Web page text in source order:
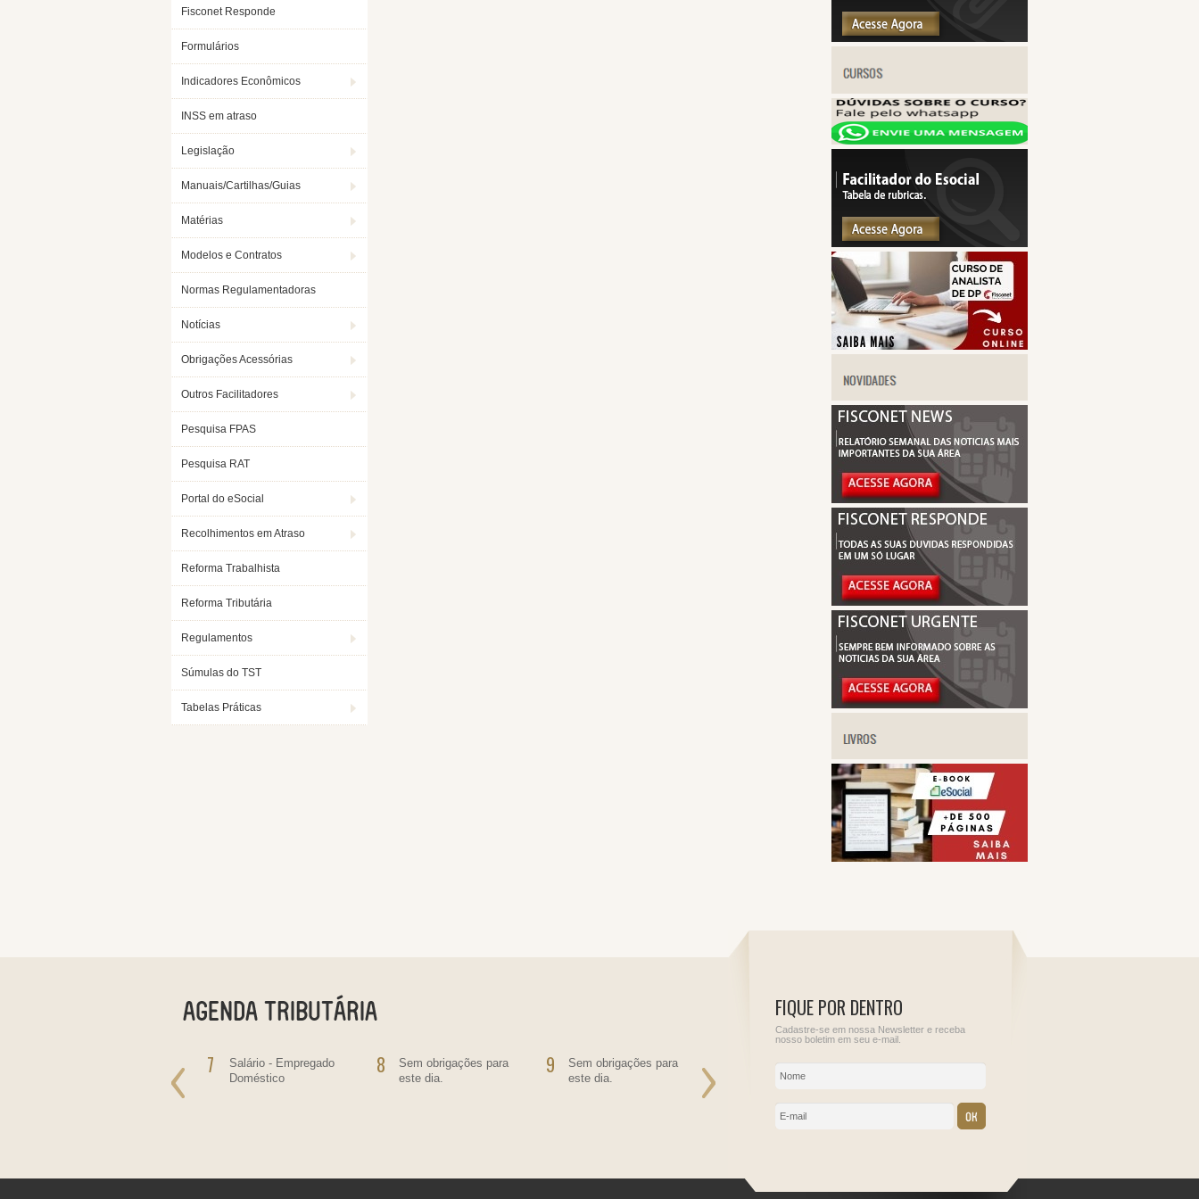
Fisconet Responde
Formulários
Indicadores Econômicos
INSS em atraso
Legislação
Manuais/Cartilhas/Guias
Matérias
Modelos e Contratos
Normas Regulamentadoras
Notícias
Obrigações Acessórias
Outros Facilitadores
Pesquisa FPAS
Pesquisa RAT
Portal do eSocial
Recolhimentos em Atraso
Reforma Trabalhista
Reforma Tributária
Regulamentos
Súmulas do TST
Tabelas Práticas
7
Salário - Empregado
Doméstico
8
Sem obrigações para
este dia.
9
Sem obrigações para
este dia.
Informe de Rendimentos
do Juros Sobre o Capital
IRRF - Juros de
residente no País,
contratante de
Sem obrigações para
FIQUE POR DENTRO
Cadastre-se em nossa Newsletter e receba
nosso boletim em seu e-mail.